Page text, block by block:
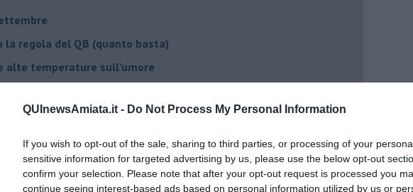
QUInewsAmiata.it - Do Not Process My Personal Information
If you wish to opt-out of the sale, sharing to third parties, or processing of your
sensitive information for targeted advertising by us, please use the below opt-out
confirm your selection. Please note that after your opt-out request is processed you
continue seeing interest-based ads based on personal information utilized by us or
la regola del QB (quanto basta)
alte temperature sull’umore
Cose
“sente”
dell'impegno
leonessa
tempi complessi